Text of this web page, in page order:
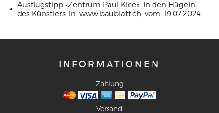
Ausflugstipp «Zentrum Paul Klee»: In den Hügeln
des Künstlers, in: www.baublatt.ch, vom: 19.07.2024.
INFORMATIONEN
Zahlung
Versand